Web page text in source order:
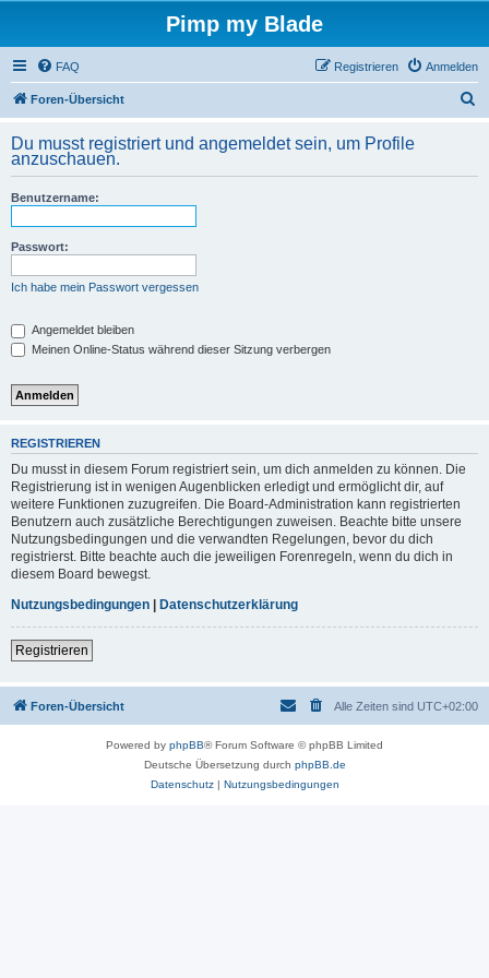
Pimp my Blade
FAQ Anmelden
Registrieren
Foren-Übersicht
h
Du musst registriert und angemeldet sein, um Profile
anzuschauen.
Benutzername:
Passwort:
Ich habe mein Passwort vergessen
Angemeldet bleiben
Meinen Online-Status während dieser Sitzung verbergen
REGISTRIEREN
Du musst in diesem Forum registriert sein, um dich anmelden zu können. Die
Registrierung ist in wenigen Augenblicken erledigt und ermöglicht dir, auf
weitere Funktionen zuzugreifen. Die Board-Administration kann registrierten
Benutzern auch zusätzliche Berechtigungen zuweisen. Beachte bitte unsere
Nutzungsbedingungen und die verwandten Regelungen, bevor du dich
registrierst. Bitte beachte auch die jeweiligen Forenregeln, wenn du dich in
diesem Board bewegst.
Nutzungsbedingungen | Datenschutzerklärung
Registrieren
Foren-Übersicht Alle Zeiten sind UTC+02:00
Powered by phpBB® Forum Software © phpBB Limited
Deutsche Übersetzung durch phpBB.de
Datenschutz| Nutzungsbedingungen